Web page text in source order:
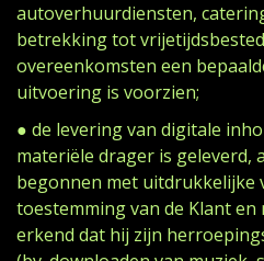
autoverhuurdiensten,
betrekking tot
overeenkomsten een
uitvoering is voorzien;
● de levering van digitale
materiële drager is geleverd,
begonnen met uitdrukkelijke
toestemming van de Klant
erkend dat hij zijn